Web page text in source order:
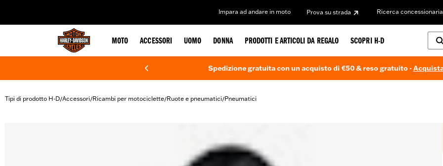
Impara ad andare in moto Prova su strada Ricerca concessionaria
MOTO ACCESSORI UOMO DONNA PRODOTTI E ARTICOLI DA REGALO SCOPRI H-D
Spedizione gratuita con un acquisto di €50 & reso gratuito -
Tipi di prodotto H-D/Accessori/Ricambi per motociclette/Ruote e pneumatici/Pneumatici